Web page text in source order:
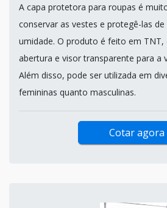
A capa protetora para roupas é
conservar as vestes e protegê-las
umidade. O produto é feito em TNT,
abertura e visor transparente para a
Além disso, pode ser utilizada em
femininas quanto masculinas.
Cotar agora